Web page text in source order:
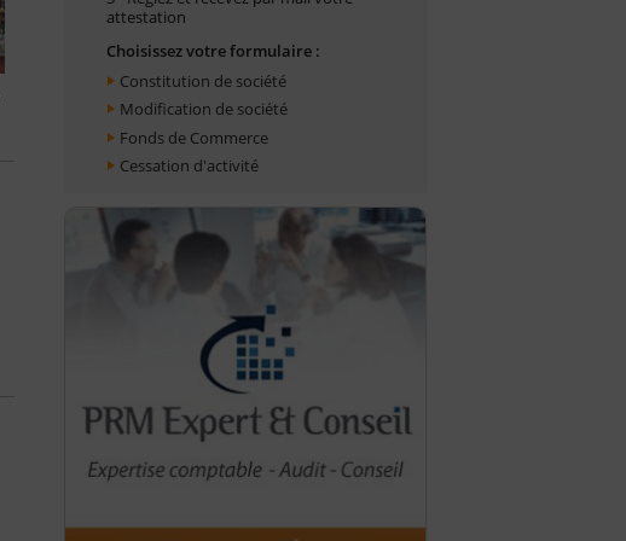
attestation
Choisissez votre formulaire :
Constitution de société
Modification de société
Fonds de Commerce
Cessation d'activité